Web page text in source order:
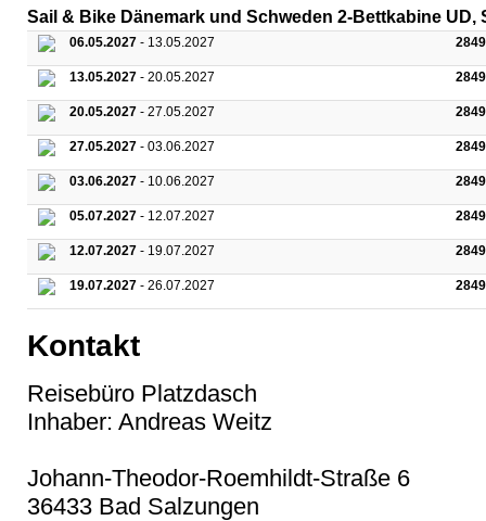
Sail & Bike Dänemark und Schweden 2-Bettkabine UD,
06.05.2027 - 13.05.2027
13.05.2027 - 20.05.2027
20.05.2027 - 27.05.2027
27.05.2027 - 03.06.2027
03.06.2027 - 10.06.2027
05.07.2027 - 12.07.2027
12.07.2027 - 19.07.2027
19.07.2027 - 26.07.2027
Kontakt
Reisebüro Platzdasch
Inhaber: Andreas Weitz
Johann-Theodor-Roemhildt-Straße 6
36433 Bad Salzungen